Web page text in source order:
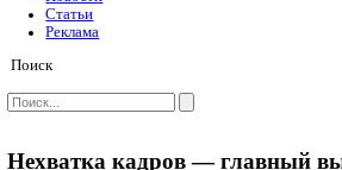
Виды плетений
Календарь мероприятий
Реклама